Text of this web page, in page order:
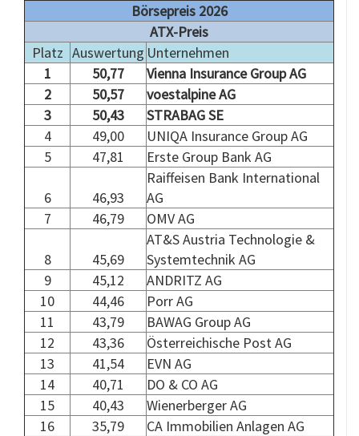
Börsepreis 2026
ATX-Preis
Platz Auswertung Unternehmen
1
50,77
Vienna Insurance Group AG
2
50,57
voestalpine AG
3
50,43
STRABAG SE
4
49,00
UNIQA Insurance Group AG
5
47,81 Erste Group Bank AG
6 46,93
Raiffeisen Bank International
AG
7
46,79 OMV AG
8 45,69
AT&S Austria Technologie &
Systemtechnik AG
9
45,12
ANDRITZ AG
10
44,46
Porr AG
11
43,79
BAWAG Group AG
12
43,36
Österreichische Post AG
13
41,54
EVN AG
14
40,71
DO & CO AG
15
40,43
Wienerberger AG
16
35,79
CA Immobilien Anlagen AG